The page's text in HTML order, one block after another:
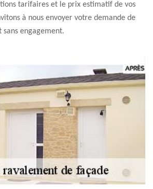
tarifaires et le prix estimatif de vos
à nous envoyer votre demande de
engagement.